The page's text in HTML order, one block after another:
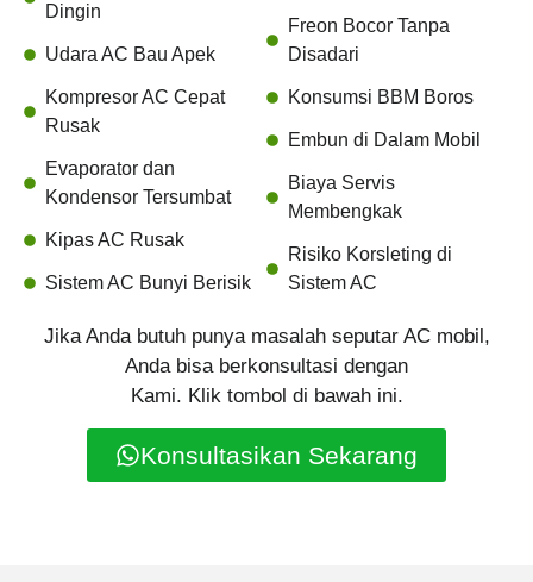
Dingin
Udara AC Bau Apek
Kompresor AC Cepat
Rusak
Evaporator dan
Kondensor Tersumbat
Kipas AC Rusak
Sistem AC Bunyi Berisik
Freon Bocor Tanpa
Disadari
Konsumsi BBM Boros
Embun di Dalam Mobil
Biaya Servis
Membengkak
Risiko Korsleting di
Sistem AC
Jika Anda butuh punya masalah seputar AC mobil,
Anda bisa berkonsultasi dengan
Kami. Klik tombol di bawah ini.
Konsultasikan Sekarang